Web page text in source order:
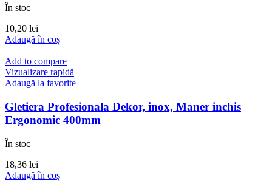
În stoc
10,20 lei
Adaugă în coș
Add to compare
Vizualizare rapidă
Adaugă la favorite
Gletiera Profesionala Dekor, inox, Maner inchis
Ergonomic 400mm
În stoc
18,36 lei
Adaugă în coș